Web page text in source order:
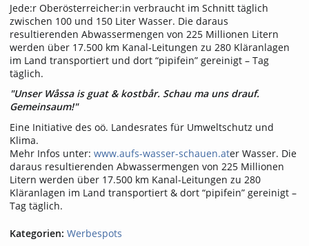
Jede:r Oberösterreicher:in verbraucht im Schnitt täglich
zwischen 100 und 150 Liter Wasser. Die daraus
resultierenden Abwassermengen von 225 Millionen Litern
werden über 17.500 km Kanal-Leitungen zu 280 Kläranlagen
im Land transportiert und dort “pipifein” gereinigt – Tag
täglich.
"Unser Wåssa is guat & kostbår. Schau ma uns drauf.
Gemeinsaum!"
Eine Initiative des oö. Landesrates für Umweltschutz und
Klima.
Mehr Infos unter: www.aufs-wasser-schauen.ater Wasser. Die
daraus resultierenden Abwassermengen von 225 Millionen
Litern werden über 17.500 km Kanal-Leitungen zu 280
Kläranlagen im Land transportiert & dort “pipifein” gereinigt –
Tag täglich.
Kategorien: Werbespots